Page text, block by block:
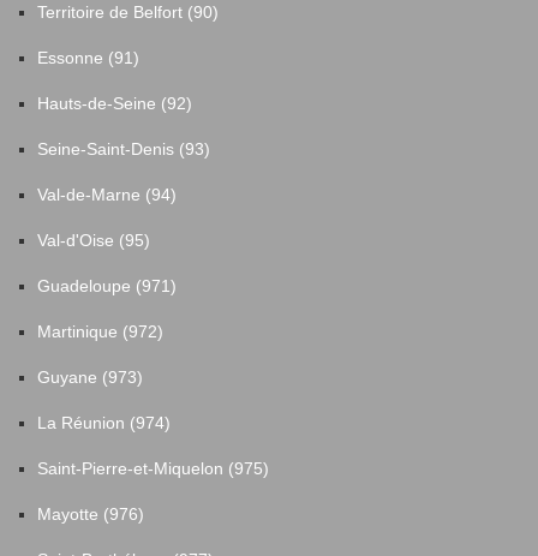
Territoire de Belfort (90)
Essonne (91)
Hauts-de-Seine (92)
Seine-Saint-Denis (93)
Val-de-Marne (94)
Val-d'Oise (95)
Guadeloupe (971)
Martinique (972)
Guyane (973)
La Réunion (974)
Saint-Pierre-et-Miquelon (975)
Mayotte (976)